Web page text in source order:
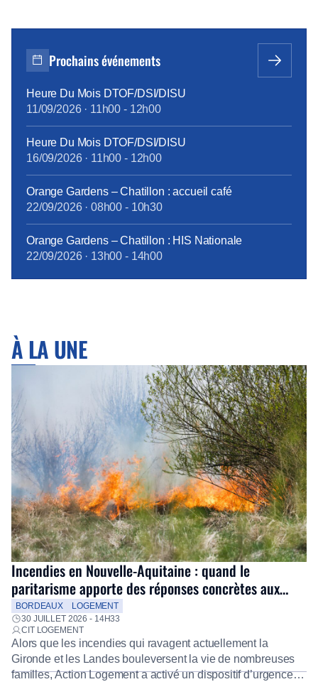
Prochains événements
Heure Du Mois DTOF/DSI/DISU
11/09/2026· 11h00 - 12h00
Heure Du Mois DTOF/DSI/DISU
16/09/2026· 11h00 - 12h00
Orange Gardens – Chatillon : accueil café
22/09/2026· 08h00 - 10h30
Orange Gardens – Chatillon : HIS Nationale
22/09/2026· 13h00 - 14h00
À LA UNE
Incendies en Nouvelle-Aquitaine : quand le
paritarisme apporte des réponses concrètes aux
salariés
BORDEAUX
LOGEMENT
30 JUILLET 2026 - 14H33
CIT LOGEMENT
Alors que les incendies qui ravagent actuellement la
Gironde et les Landes bouleversent la vie de nombreuses
familles, Action Logement a activé un dispositif d’urgence